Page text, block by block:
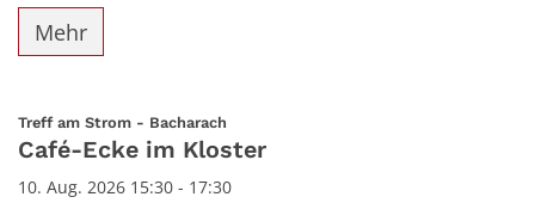
Mehr
Treff am Strom - Bacharach
Café-Ecke im Kloster
10. Aug. 2026 15:30 - 17:30